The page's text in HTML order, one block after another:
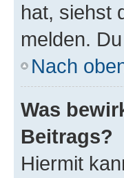
hat, siehst
melden.
Nach
Was
Beitrags?
Hiermit